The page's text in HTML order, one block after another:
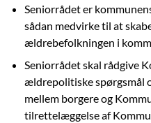
Seniorrådet er
sådan medvirke til at
ældrebefolkningen i
Seniorrådet skal rådgive
ældrepolitiske spørgsmål
mellem borgere og
tilrettelæggelse af